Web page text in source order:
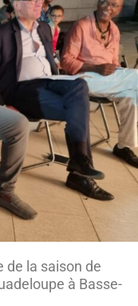
de la saison de
à Basse-